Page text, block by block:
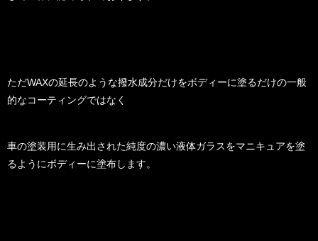
ただWAXの延長のような撥水成分だけをボディーに塗るだけの一般
的なコーティングではなく
車の塗装用に生み出された純度の濃い液体ガラスをマニキュアを塗
るようにボディーに塗布します。